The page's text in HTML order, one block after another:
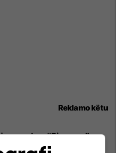
Reklamo këtu
pakon “Diaspora”